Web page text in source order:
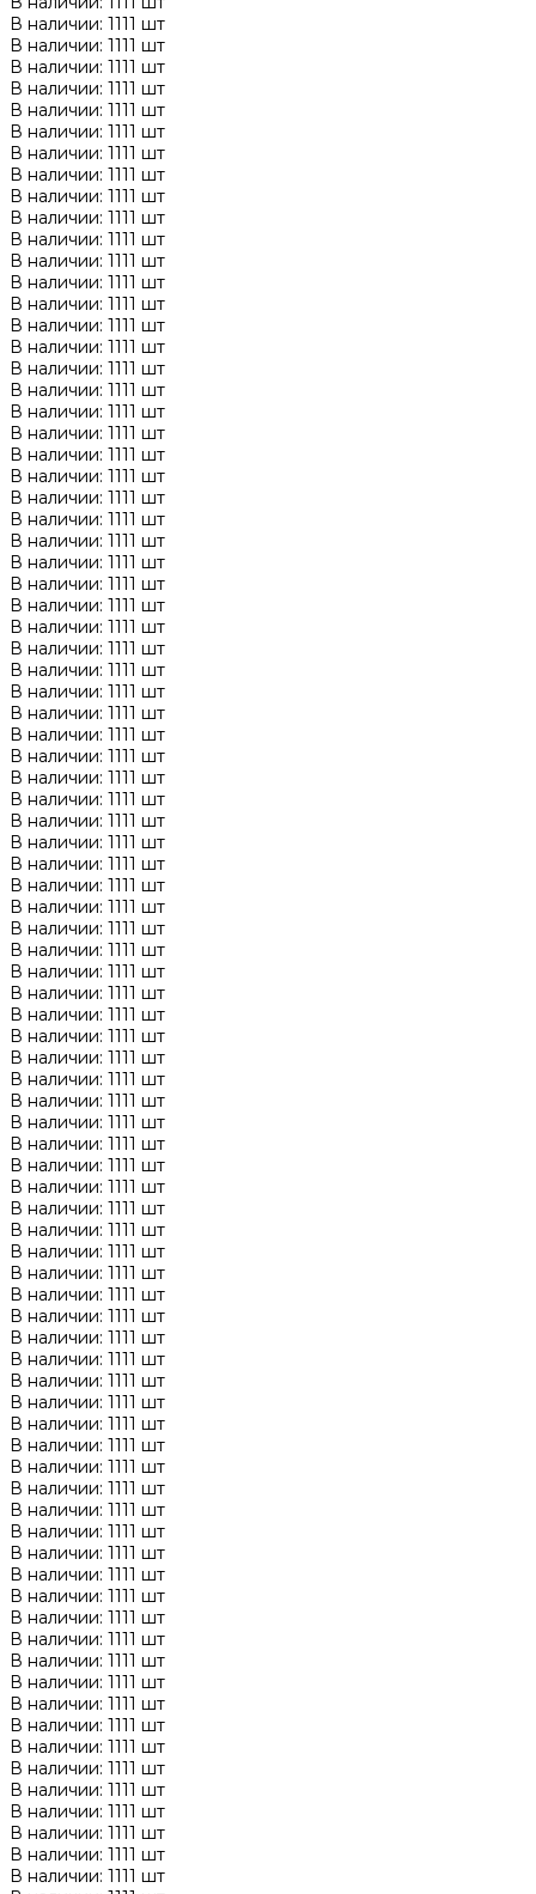
В наличии: 1111 шт
В наличии: 1111 шт
В наличии: 1111 шт
В наличии: 1111 шт
В наличии: 1111 шт
В наличии: 1111 шт
В наличии: 1111 шт
В наличии: 1111 шт
В наличии: 1111 шт
В наличии: 1111 шт
В наличии: 1111 шт
В наличии: 1111 шт
В наличии: 1111 шт
В наличии: 1111 шт
В наличии: 1111 шт
В наличии: 1111 шт
В наличии: 1111 шт
В наличии: 1111 шт
В наличии: 1111 шт
В наличии: 1111 шт
В наличии: 1111 шт
В наличии: 1111 шт
В наличии: 1111 шт
В наличии: 1111 шт
В наличии: 1111 шт
В наличии: 1111 шт
В наличии: 1111 шт
В наличии: 1111 шт
В наличии: 1111 шт
В наличии: 1111 шт
В наличии: 1111 шт
В наличии: 1111 шт
В наличии: 1111 шт
В наличии: 1111 шт
В наличии: 1111 шт
В наличии: 1111 шт
В наличии: 1111 шт
В наличии: 1111 шт
В наличии: 1111 шт
В наличии: 1111 шт
В наличии: 1111 шт
В наличии: 1111 шт
В наличии: 1111 шт
В наличии: 1111 шт
В наличии: 1111 шт
В наличии: 1111 шт
В наличии: 1111 шт
В наличии: 1111 шт
В наличии: 1111 шт
В наличии: 1111 шт
В наличии: 1111 шт
В наличии: 1111 шт
В наличии: 1111 шт
В наличии: 1111 шт
В наличии: 1111 шт
В наличии: 1111 шт
В наличии: 1111 шт
В наличии: 1111 шт
В наличии: 1111 шт
В наличии: 1111 шт
В наличии: 1111 шт
В наличии: 1111 шт
В наличии: 1111 шт
В наличии: 1111 шт
В наличии: 1111 шт
В наличии: 1111 шт
В наличии: 1111 шт
В наличии: 1111 шт
В наличии: 1111 шт
В наличии: 1111 шт
В наличии: 1111 шт
В наличии: 1111 шт
В наличии: 1111 шт
В наличии: 1111 шт
В наличии: 1111 шт
В наличии: 1111 шт
В наличии: 1111 шт
В наличии: 1111 шт
В наличии: 1111 шт
В наличии: 1111 шт
В наличии: 1111 шт
В наличии: 1111 шт
В наличии: 1111 шт
В наличии: 1111 шт
В наличии: 1111 шт
В наличии: 1111 шт
В наличии: 1111 шт